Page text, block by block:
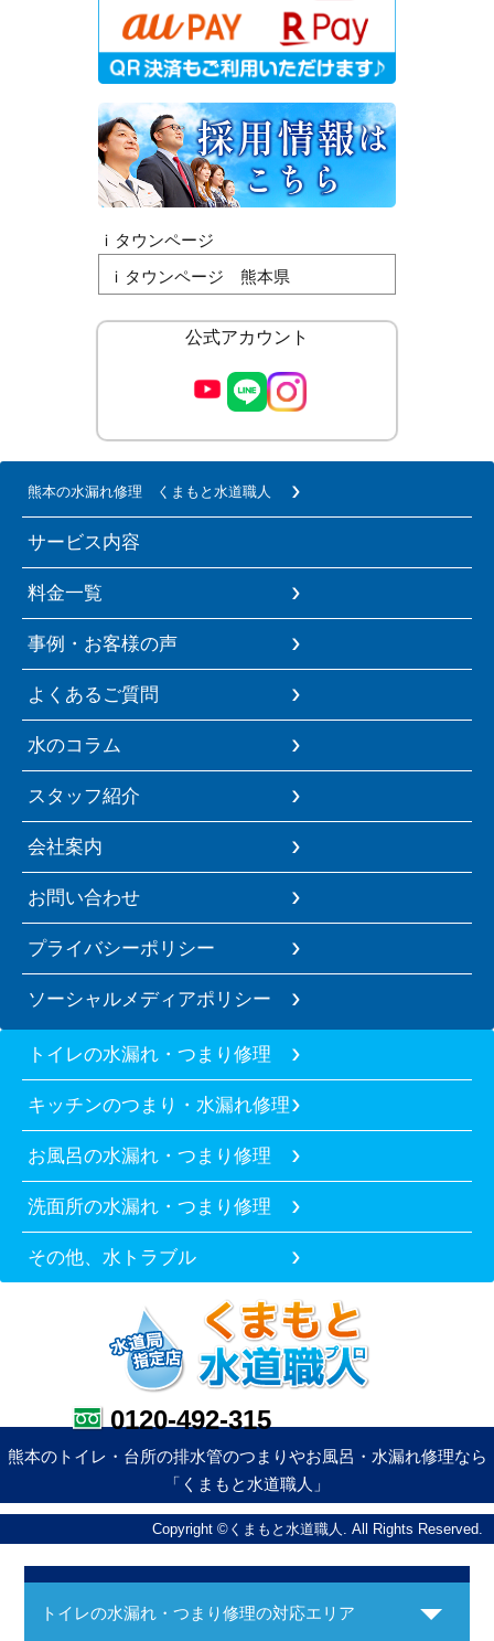
ｉタウンページ
ｉタウンページ 熊本県
公式アカウント
熊本の水漏れ修理 くまもと水道職人
サービス内容
料金一覧
事例・お客様の声
よくあるご質問
水のコラム
スタッフ紹介
会社案内
お問い合わせ
プライバシーポリシー
ソーシャルメディアポリシー
トイレの水漏れ・つまり修理
キッチンのつまり・水漏れ修理
お風呂の水漏れ・つまり修理
洗面所の水漏れ・つまり修理
その他、水トラブル
0120-492-315
熊本のトイレ・台所の排水管のつまりやお風呂・水漏れ修理なら
「くまもと水道職人」
Copyright ©くまもと水道職人. All Rights Reserved.
トイレの水漏れ・つまり修理の対応エリア